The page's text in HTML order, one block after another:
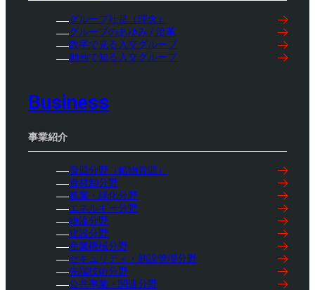
グループ社是（理念）
グループのあゆみ / 沿革
数字で見る入交グループ
動画で知る入交グループ
Business
事業紹介
資源分野（鉱物資源）
資材卸分野
農業・緑化分野
エネルギー分野
物流分野
建設分野
産業機械分野
セキュリティ・施設管理分野
先端技術分野
公共事業・関連分野